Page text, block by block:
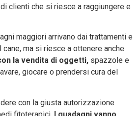
clienti che si riesce a raggiungere e
maggiori arrivano dai trattamenti e
ma si riesce a ottenere anche
la vendita di oggetti, spazzole e
giocare o prendersi cura del
con la giusta autorizzazione